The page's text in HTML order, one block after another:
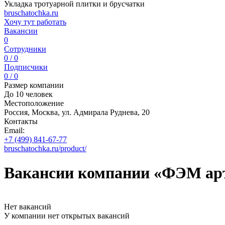
Укладка тротуарной плитки и брусчатки
bruschatochka.ru
Хочу тут работать
Вакансии
0
Сотрудники
0 / 0
Подписчики
0 / 0
Размер компании
До 10 человек
Местоположение
Россия, Москва, ул. Адмирала Руднева, 20
Контакты
Email:
+7 (499) 841-67-77
bruschatochka.ru/product/
Вакансии компании «ФЭМ
Нет вакансий
У компании нет открытых вакансий